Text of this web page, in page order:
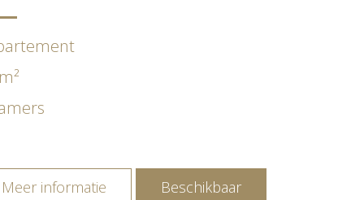
Meer informatie Beschikbaar